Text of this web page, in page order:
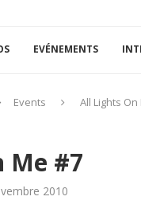
EVÉNEMENTS
Events
All Lights
Me #7
2010